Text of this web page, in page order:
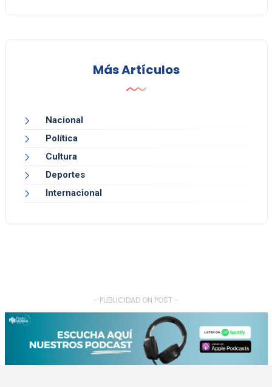
Más Artículos
Nacional
Política
Cultura
Deportes
Internacional
- PUBLICIDAD ON POST -